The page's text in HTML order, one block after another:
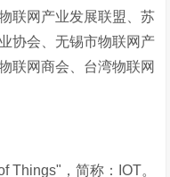
联网产业发展联盟、苏
协会、无锡市物联网产
联网商会、台湾物联网
Things"，简称：IOT。